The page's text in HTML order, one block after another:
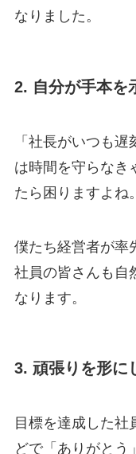
なりました。
2. 自分が手本を
「社長がいつも
は時間を守らなき
たら困りますよね。
僕たち経営者が率
社員の皆さんも自
なります。
3. 頑張りを形に
目標を達成した社
どで「ありがとう